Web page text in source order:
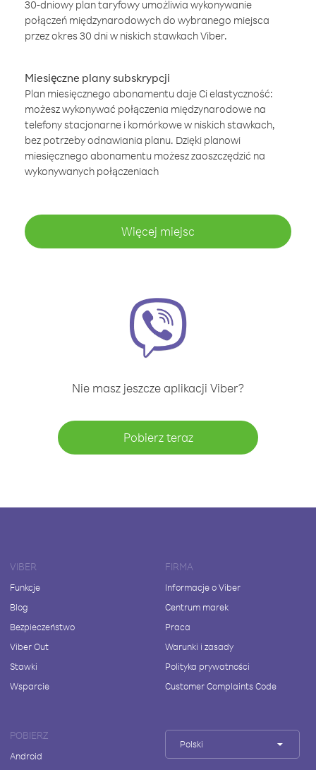
30-dniowy plan taryfowy umożliwia wykonywanie
połączeń międzynarodowych do wybranego miejsca
przez okres 30 dni w niskich stawkach Viber.
Miesięczne plany subskrypcji
Plan miesięcznego abonamentu daje Ci elastyczność:
możesz wykonywać połączenia międzynarodowe na
telefony stacjonarne i komórkowe w niskich stawkach,
bez potrzeby odnawiania planu. Dzięki planowi
miesięcznego abonamentu możesz zaoszczędzić na
wykonywanych połączeniach
Więcej miejsc
Nie masz jeszcze aplikacji Viber?
Pobierz teraz
VIBER
Funkcje
Blog
Bezpieczeństwo
Viber Out
Stawki
Wsparcie
FIRMA
Informacje o Viber
Centrum marek
Praca
Warunki i zasady
Polityka prywatności
Customer Complaints Code
POBIERZ
Android
Polski